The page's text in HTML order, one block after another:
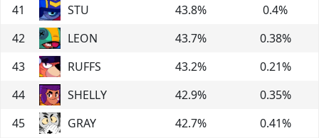
41
STU 43.8% 0.4%
42
LEON 43.7% 0.38%
43
RUFFS 43.2% 0.21%
44
SHELLY 42.9% 0.35%
45
GRAY 42.7% 0.41%